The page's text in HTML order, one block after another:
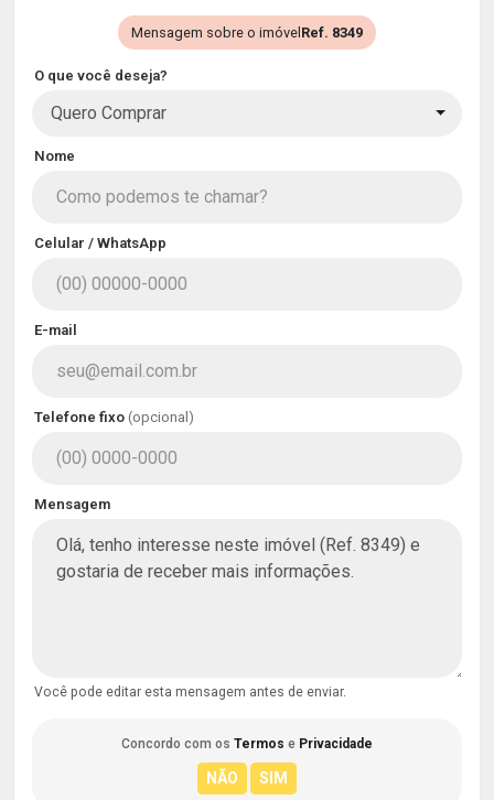
Mensagem sobre o imóvel Ref. 8349
O que você deseja?
Quero Comprar
Nome
Celular / WhatsApp
E-mail
Telefone fixo (opcional)
Mensagem
Você pode editar esta mensagem antes de enviar.
Concordo com os Termos e Privacidade